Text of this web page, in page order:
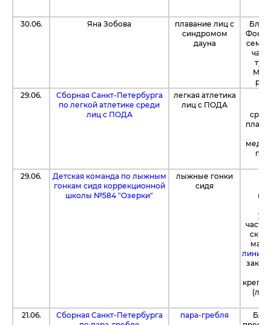
30.06.
Яна Зобова
плавание лиц с
синдромом
дауна
Фонд
29.06.
Сборная Санкт-Петербурга
по легкой атлетике среди
лиц с ПОДА
легкая атлетика
лиц с ПОДА
29.06.
Детская команда по лыжным
гонкам сидя коррекционной
школы №584 "Озерки"
лыжные гонки
сидя
линия»
21.06.
Сборная Санкт-Петербурга
пара-гребля